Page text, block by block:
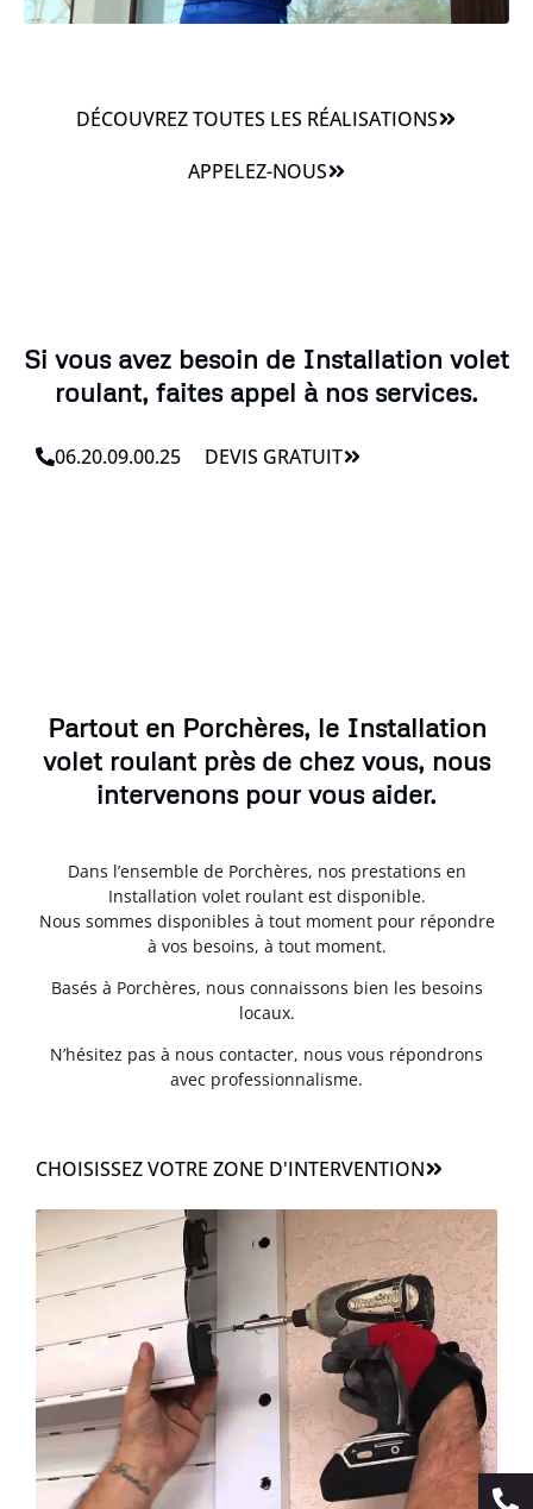
DÉCOUVREZ TOUTES LES RÉALISATIONS
APPELEZ-NOUS
Si vous avez besoin de Installation volet
roulant, faites appel à nos services.
06.20.09.00.25 DEVIS GRATUIT
Partout en Porchères, le Installation
volet roulant près de chez vous, nous
intervenons pour vous aider.
Dans l’ensemble de Porchères, nos prestations en
Installation volet roulant est disponible.
Nous sommes disponibles à tout moment pour répondre
à vos besoins, à tout moment.
Basés à Porchères, nous connaissons bien les besoins
locaux.
N’hésitez pas à nous contacter, nous vous répondrons
avec professionnalisme.
CHOISISSEZ VOTRE ZONE D'INTERVENTION